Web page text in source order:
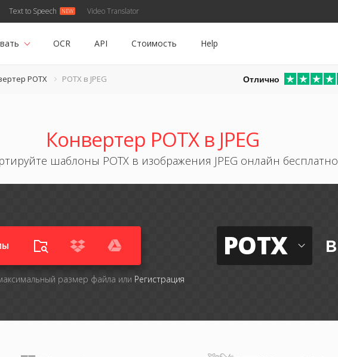
Text to Speech Video Translator
OCR API Стоимость Help
POTX POTX в JPEG Отлично
Конвертер POTX в JPEG
шаблоны POTX в изображения JPEG онлайн бесплатно
размер файла или Регистрация
POTX в